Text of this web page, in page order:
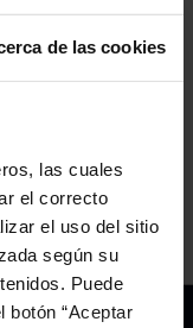
de las cookies
las cuales
el correcto
el uso del sitio
según su
Puede
botón “Aceptar
€